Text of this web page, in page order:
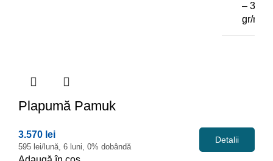
– 300
gr/m2
Plapumă Pamuk
3.570 lei
595 lei/lună, 6 luni, 0% dobândă
Detalii